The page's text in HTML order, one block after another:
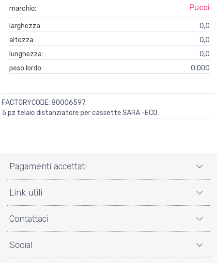
marchio:
Pucci
larghezza:
0,0
altezza:
0,0
lunghezza:
0,0
peso lordo:
0,000
FACTORYCODE: 80006597.
5 pz telaio distanziatore per cassette SARA -ECO.
Pagamenti accettati
Link utili
Contattaci
Social